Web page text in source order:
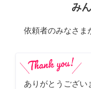
み
依頼者のみなさま
ありがとうござい